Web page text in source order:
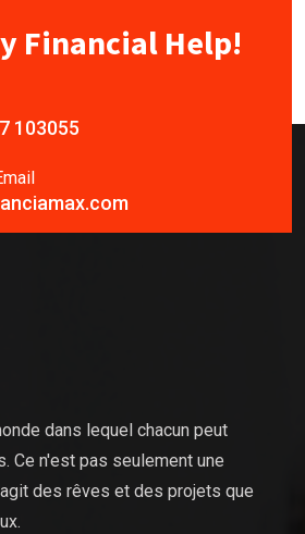
Financial Help!
103055
dans lequel chacun peut
Ce n'est pas seulement une
des rêves et des projets que